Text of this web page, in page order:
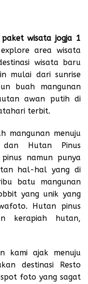
wisata jogja 1
area wisata
wisata baru
mulai dari sunrise
buah mangunan
awan putih di
terbit.
mangunan menuju
Hutan Pinus
namun punya
hal-hal yang di
batu mangunan
yang unik yang
Hutan pinus
kerapiah hutan,
kami ajak menuju
destinasi Resto
foto yang sagat